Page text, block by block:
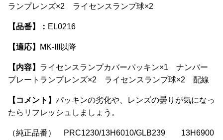
は
数
の
リ
エ
シ
ョ
ン
ランプレンズ×2 ライセンスランプ球×2
【品番】： EL0216
【適応】 MK-III以降
【内容】 ライセンスランプカバーパッキン×1 ナンバー
プレートランプレンズ×2 ライセンスランプ球×2 配線
【コメント】 パッキンの劣化や、レンズの曇りが気になっ
たらリフレッシュしましょう。
（純正品番） PRC1230/13H6010/GLB239 13H6900